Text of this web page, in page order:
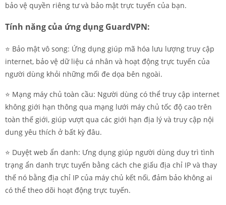
bảo vệ quyền riêng tư và bảo mật trực tuyến của bạn.
Tính năng của ứng dụng GuardVPN:
⭐️ Bảo mật vô song: Ứng dụng giúp mã hóa lưu lượng truy cập
internet, bảo vệ dữ liệu cá nhân và hoạt động trực tuyến của
người dùng khỏi những mối đe dọa bên ngoài.
⭐️ Mạng máy chủ toàn cầu: Người dùng có thể truy cập internet
không giới hạn thông qua mạng lưới máy chủ tốc độ cao trên
toàn thế giới, giúp vượt qua các giới hạn địa lý và truy cập nội
dung yêu thích ở bất kỳ đâu.
⭐️ Duyệt web ẩn danh: Ưng dụng giúp người dùng duy trì tình
trạng ẩn danh trực tuyến bằng cách che giấu địa chỉ IP và thay
thế nó bằng địa chỉ IP của máy chủ kết nối, đảm bảo không ai
có thể theo dõi hoạt động trực tuyến.